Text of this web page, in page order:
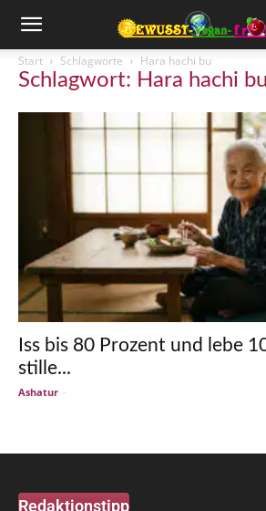
Start Schlagworte Hara hachi bu
Schlagwort: Hara hachi bu
Iss bis 80 Prozent und lebe
stille...
Ashatur -
Redaktionstipp